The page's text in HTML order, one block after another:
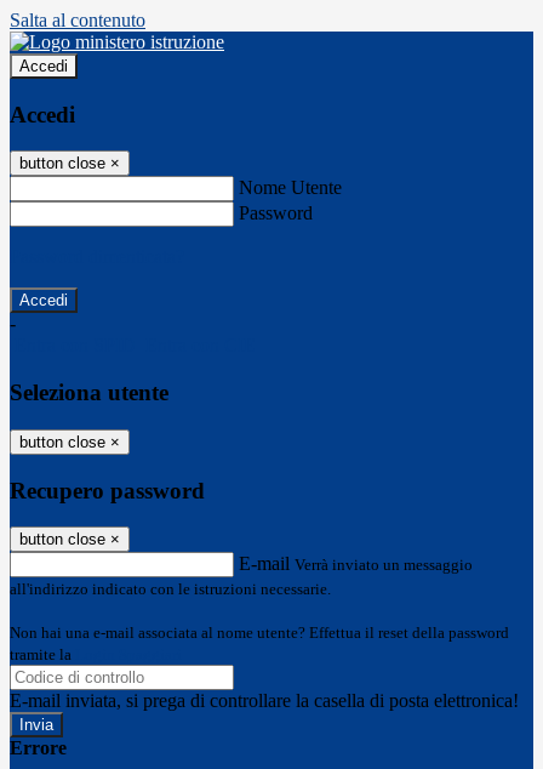
Salta al contenuto
Accedi
Accedi
button close ×
Nome Utente
Password
-
Seleziona utente
button close ×
Recupero password
button close ×
E-mail Verrà inviato un messaggio
all'indirizzo indicato con le istruzioni necessarie.
Non hai una e-mail associata al nome utente? Effettua il reset della password
tramite la
E-mail inviata, si prega di controllare la casella di posta elettronica!
Errore